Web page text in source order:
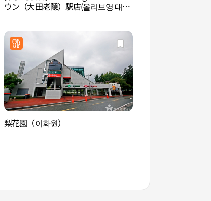
ウン（大田老隠）駅店(올리브영 대전
梨花園（이화원）